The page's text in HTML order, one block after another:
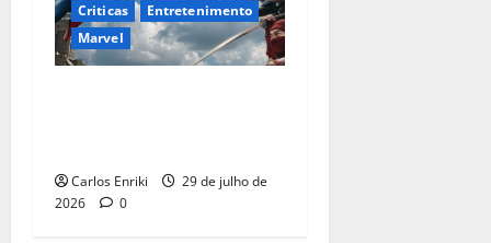
Criticas
Entretenimento
Marvel
Carlos Enriki
29 de julho de
2026
0